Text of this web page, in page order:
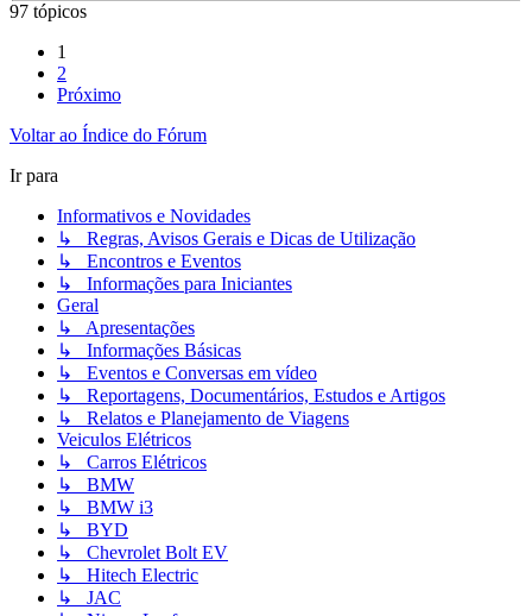
97 tópicos
1
2
Próximo
Voltar ao Índice do Fórum
Ir para
Informativos e Novidades
↳ Regras, Avisos Gerais e Dicas de Utilização
↳ Encontros e Eventos
↳ Informações para Iniciantes
Geral
↳ Apresentações
↳ Informações Básicas
↳ Eventos e Conversas em vídeo
↳ Reportagens, Documentários, Estudos e Artigos
↳ Relatos e Planejamento de Viagens
Veiculos Elétricos
↳ Carros Elétricos
↳ BMW
↳ BMW i3
↳ BYD
↳ Chevrolet Bolt EV
↳ Hitech Electric
↳ JAC